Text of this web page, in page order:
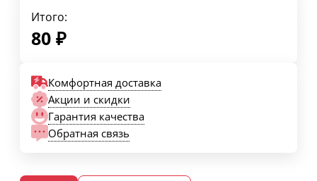
Итого:
80 ₽
Комфортная доставка
Акции и скидки
Гарантия качества
Обратная связь